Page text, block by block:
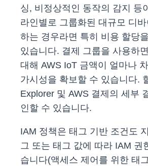
싱, 비정상적인 동작의 감지 등
라인별로 그룹화된 대규모 디바
하는 경우라면 특히 비용 할당
있습니다. 결제 그룹을 사용하
대해 AWS IoT 금액이 얼마나
가시성을 확보할 수 있습니다.
Explorer 및 AWS 결제의 세부
인할 수 있습니다.
IAM 정책은 태그 기반 조건도
그 또는 태그 값에 따라 IAM 권
습니다(액세스 제어를 위한 태